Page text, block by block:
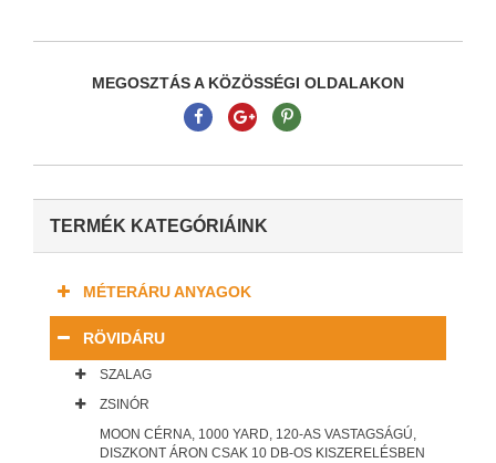
MEGOSZTÁS A KÖZÖSSÉGI OLDALAKON
TERMÉK KATEGÓRIÁINK
MÉTERÁRU ANYAGOK
RÖVIDÁRU
SZALAG
ZSINÓR
MOON CÉRNA, 1000 YARD, 120-AS VASTAGSÁGÚ,
DISZKONT ÁRON CSAK 10 DB-OS KISZERELÉSBEN